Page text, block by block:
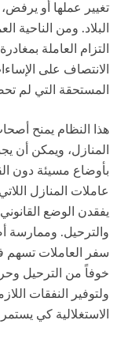
تغيير عملها أو
البلاد. ومن الناحية
التزام العاملة
الانتصاف على
المستحقة التي لم
هذا النظام يمنح
المنازل، ويمكن أن
بأوضاع مسيئة دون
عاملات المنازل
يفقدن الوضع
والترحيل. وممارسة
سفر العاملات تسهم
خوفاً من الترحيل
ولتوفير النفقات
الاستغلالية كي